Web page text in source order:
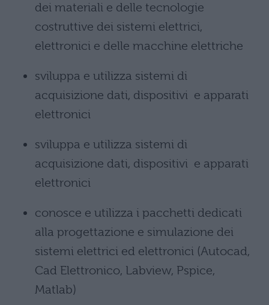
dei materiali e delle tecnologie
costruttive dei sistemi elettrici,
elettronici e delle macchine elettriche
sviluppa e utilizza sistemi di
acquisizione dati, dispositivi e apparati
elettronici
sviluppa e utilizza sistemi di
acquisizione dati, dispositivi e apparati
elettronici
conosce e utilizza i pacchetti dedicati
alla progettazione e simulazione dei
sistemi elettrici ed elettronici (Autocad,
Cad Elettronico, Labview, Pspice,
Matlab)